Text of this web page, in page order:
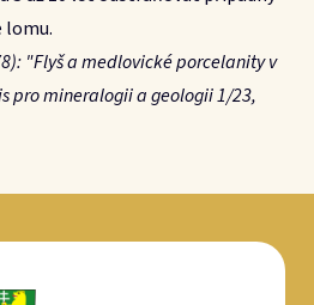
lomu.
"Flyš a medlovické porcelanity v
pro mineralogii a geologii 1/23,